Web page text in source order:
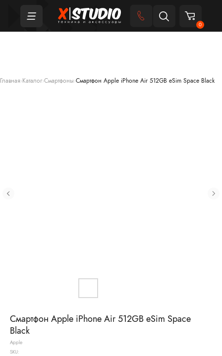
0
Главная›Каталог›Смартфоны›Смартфон Apple iPhone Air 512GB eSim Space Black
Смартфон Apple iPhone Air 512GB eSim Space
Black
Apple
SKU: